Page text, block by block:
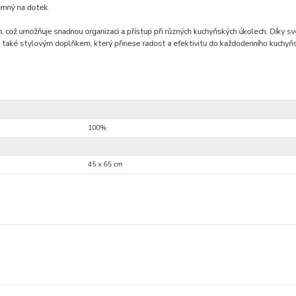
na dotek.
umožňuje snadnou organizaci a přístup při různých kuchyňských úkolech. Díky
stylovým doplňkem, který přinese radost a efektivitu do každodenního
100%
45 x 65 cm